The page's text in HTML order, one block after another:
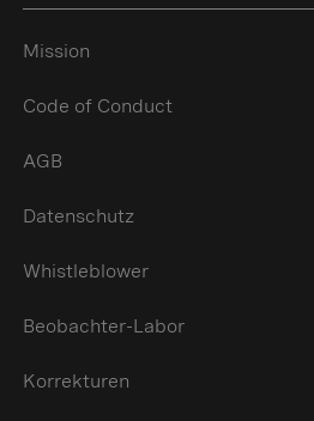
Mission
Code of Conduct
AGB
Datenschutz
Whistleblower
Beobachter-Labor
Korrekturen